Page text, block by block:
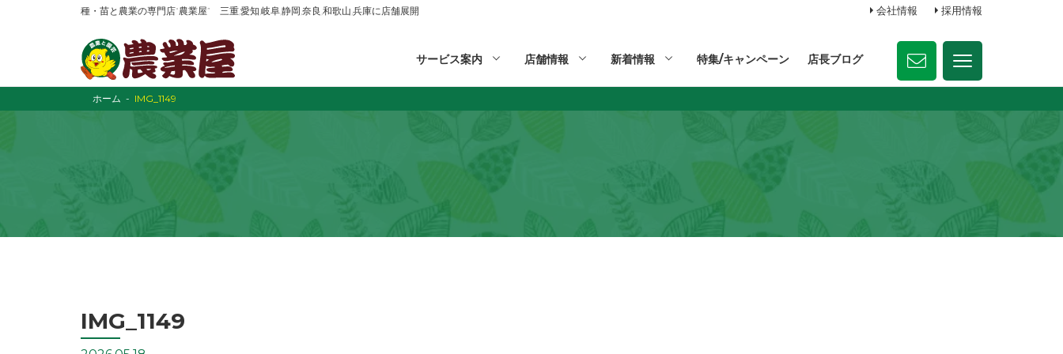
種・苗と農業の専門店“農業屋” 三重,愛知,岐阜,静岡,奈良,和歌山,兵庫に店舗展開 会社情報 採用情報
サービス案内 店舗情報 新着情報 特集/キャンペーン 店長ブログ
ホーム IMG_1149
IMG_1149